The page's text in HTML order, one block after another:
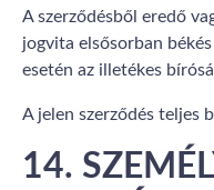
A szerződésből eredő
jogvita elsősorban
esetén az illetékes
A jelen szerződés teljes
14.